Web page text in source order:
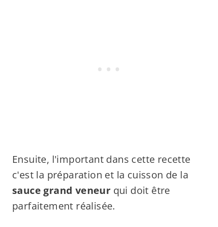
Ensuite, l'important dans cette recette
c'est la préparation et la cuisson de la
sauce grand veneur qui doit être
parfaitement réalisée.